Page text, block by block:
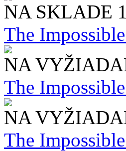
NA SKLADE
The
NA
The
NA
The